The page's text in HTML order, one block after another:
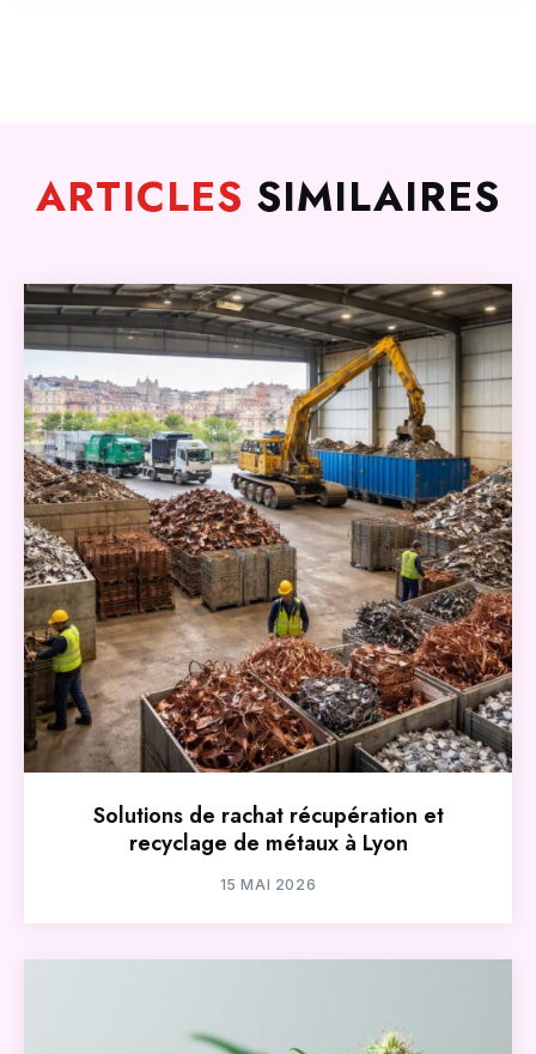
ARTICLES SIMILAIRES
Solutions de rachat récupération et
recyclage de métaux à Lyon
15 MAI 2026